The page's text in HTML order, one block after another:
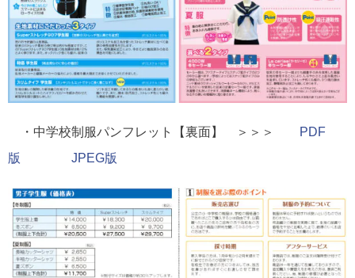
・中学校制服パンフレット【裏面】 ＞＞＞
PDF
版
JPEG版